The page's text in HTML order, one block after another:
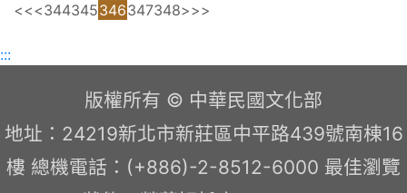
<<<344345346347348>>>
:::
版權所有 © 中華民國文化部
地址：24219新北市新莊區中平路439號南棟16
樓 總機電話：(+886)-2-8512-6000 最佳瀏覽